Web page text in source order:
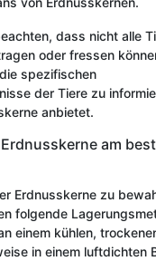
dass nicht alle
oder fressen
spezifischen
der Tiere zu
anbietet.
am
Erdnusskerne zu
folgende
einem kühlen,
in einem luftdichten